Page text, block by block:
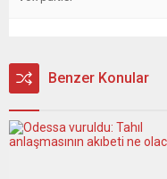
Benzer Konular